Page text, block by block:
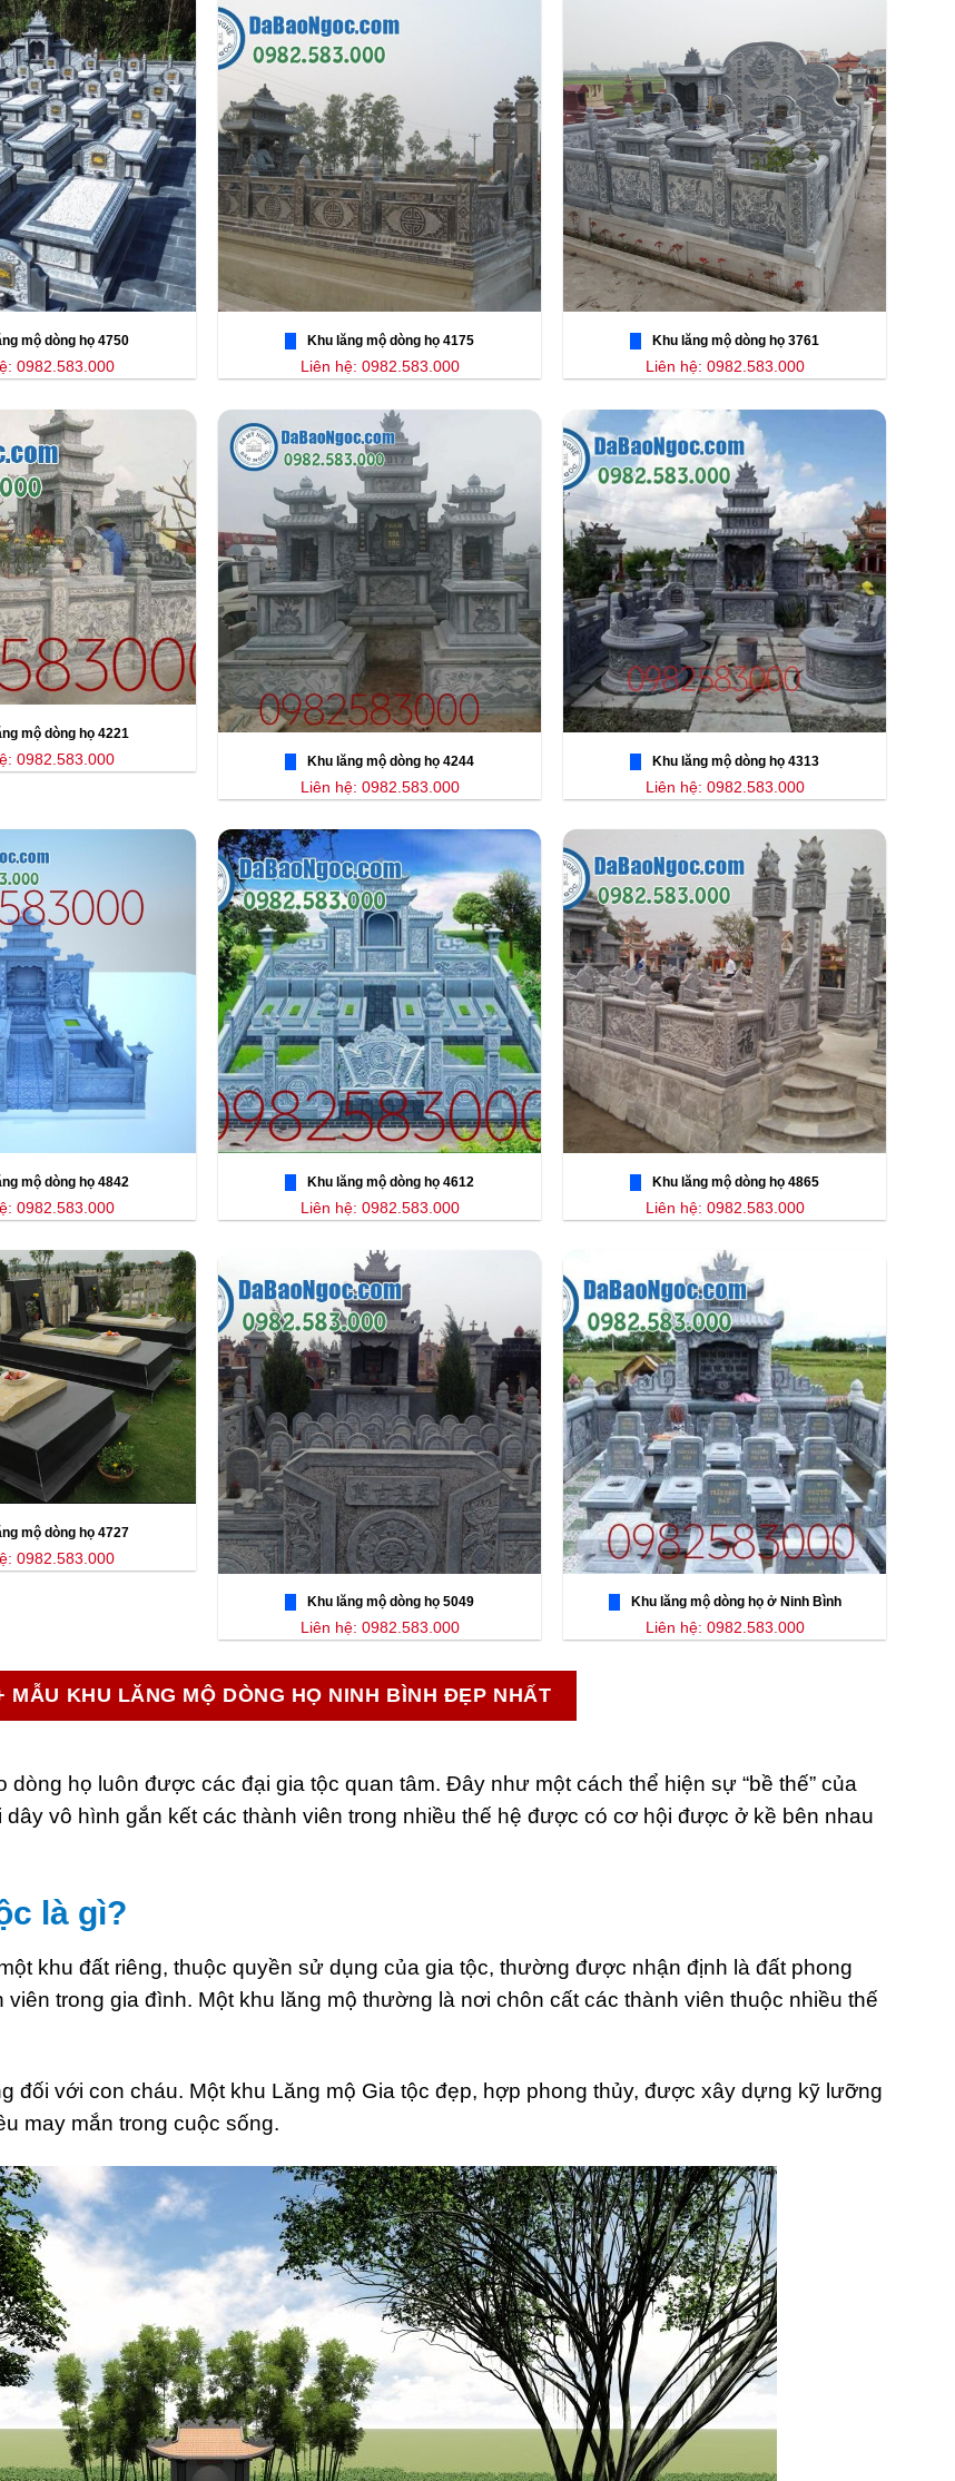
mộ dòng họ 4750
0982.583.000
Khu lăng mộ dòng họ 4175
Liên hệ: 0982.583.000
Khu lăng mộ dòng họ 3761
Liên hệ: 0982.583.000
mộ dòng họ 4221
0982.583.000 Khu lăng mộ dòng họ 4244
Liên hệ: 0982.583.000
Khu lăng mộ dòng họ 4313
Liên hệ: 0982.583.000
mộ dòng họ 4842
0982.583.000
Khu lăng mộ dòng họ 4612
Liên hệ: 0982.583.000
Khu lăng mộ dòng họ 4865
Liên hệ: 0982.583.000
mộ dòng họ 4727
0982.583.000
Khu lăng mộ dòng họ 5049
Liên hệ: 0982.583.000
Khu lăng mộ dòng họ ở Ninh Bình
Liên hệ: 0982.583.000
MẪU KHU LĂNG MỘ DÒNG HỌ NINH BÌNH ĐẸP NHẤT
họ luôn được các đại gia tộc quan tâm. Đây như một cách thể hiện sự “bề thế” của
vô hình gắn kết các thành viên trong nhiều thế hệ được có cơ hội được ở kề bên nhau
là gì?
khu đất riêng, thuộc quyền sử dụng của gia tộc, thường được nhận định là đất phong
trong gia đình. Một khu lăng mộ thường là nơi chôn cất các thành viên thuộc nhiều thế
đối với con cháu. Một khu Lăng mộ Gia tộc đẹp, hợp phong thủy, được xây dựng kỹ lưỡng
may mắn trong cuộc sống.